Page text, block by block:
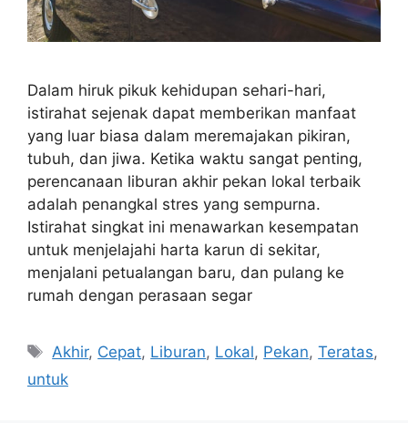
Dalam hiruk pikuk kehidupan sehari-hari,
istirahat sejenak dapat memberikan manfaat
yang luar biasa dalam meremajakan pikiran,
tubuh, dan jiwa. Ketika waktu sangat penting,
perencanaan liburan akhir pekan lokal terbaik
adalah penangkal stres yang sempurna.
Istirahat singkat ini menawarkan kesempatan
untuk menjelajahi harta karun di sekitar,
menjalani petualangan baru, dan pulang ke
rumah dengan perasaan segar
Tags
Akhir, Cepat, Liburan, Lokal, Pekan,Teratas,
untuk